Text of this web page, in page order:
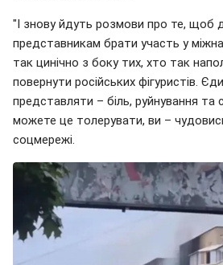
"І знову йдуть розмови про те, щоб
представникам брати участь у
так цинічно з боку тих, хто так
повернути російських фігуристів.
представляти – біль, руйнування
можете це толерувати, ви –
соцмережі.